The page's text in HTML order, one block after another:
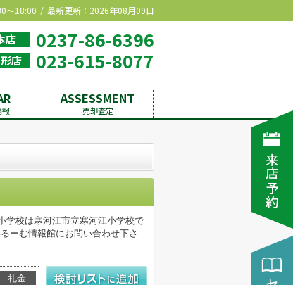
～18:00 最新更新：2026年08月09日
店 0237-86-6396
店 023-615-8077
報
ASSESSMENT
売却査定
学校は寒河江市立寒河江小学校で
ーむ情報館にお問い合わせ下さ
礼金